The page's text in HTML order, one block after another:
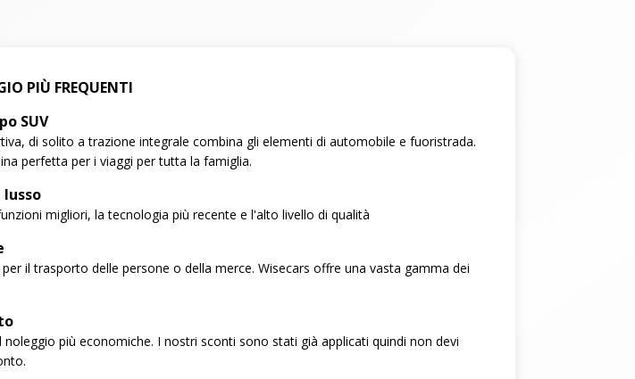
PIÙ FREQUENTI
SUV
di solito a trazione integrale combina gli elementi di automobile e fuoristrada.
perfetta per i viaggi per tutta la famiglia.
migliori, la tecnologia più recente e l'alto livello di qualità
il trasporto delle persone o della merce. Wisecars offre una vasta gamma dei
più economiche. I nostri sconti sono stati già applicati quindi non devi